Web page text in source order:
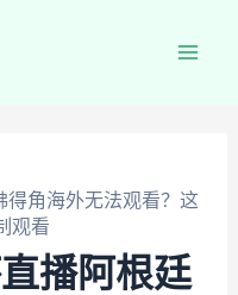
得角海外无法观看？这
观看
播阿根廷